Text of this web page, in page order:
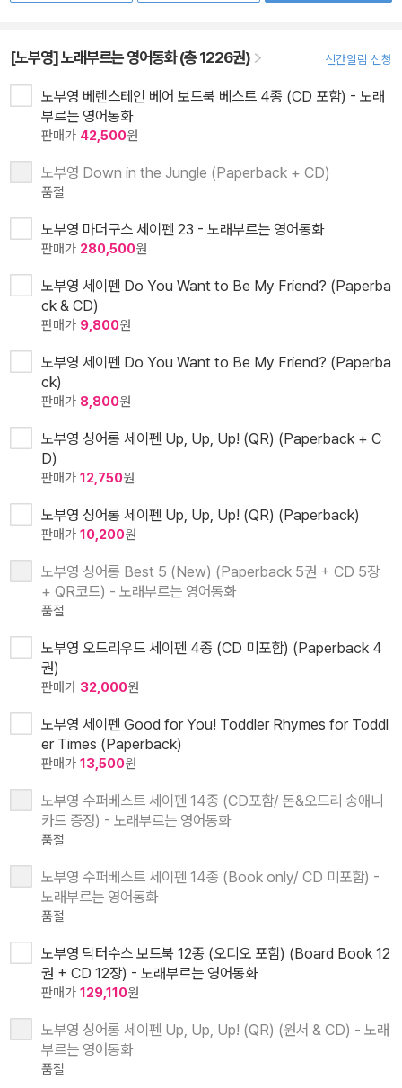
[노부영] 노래부르는 영어동화 (총 1226권) 신간알림 신청
노부영 베렌스테인 베어 보드북 베스트 4종 (CD 포함) - 노래
부르는 영어동화
판매가 42,500원
노부영 Down in the Jungle (Paperback + CD)
품절
노부영 마더구스 세이펜 23 - 노래부르는 영어동화
판매가 280,500원
노부영 세이펜 Do You Want to Be My Friend? (Paperba
ck & CD)
판매가 9,800원
노부영 세이펜 Do You Want to Be My Friend? (Paperba
ck)
판매가 8,800원
노부영 싱어롱 세이펜 Up, Up, Up! (QR) (Paperback + C
D)
판매가 12,750원
노부영 싱어롱 세이펜 Up, Up, Up! (QR) (Paperback)
판매가 10,200원
노부영 싱어롱 Best 5 (New) (Paperback 5권 + CD 5장
+ QR코드) - 노래부르는 영어동화
품절
노부영 오드리우드 세이펜 4종 (CD 미포함) (Paperback 4
권)
판매가 32,000원
노부영 세이펜 Good for You! Toddler Rhymes for Toddl
er Times (Paperback)
판매가 13,500원
노부영 수퍼베스트 세이펜 14종 (CD포함/ 돈&오드리 송애니
카드 증정) - 노래부르는 영어동화
품절
노부영 수퍼베스트 세이펜 14종 (Book only/ CD 미포함) -
노래부르는 영어동화
품절
노부영 닥터수스 보드북 12종 (오디오 포함) (Board Book 12
권 + CD 12장) - 노래부르는 영어동화
판매가 129,110원
노부영 싱어롱 세이펜 Up, Up, Up! (QR) (원서 & CD) - 노래
부르는 영어동화
품절